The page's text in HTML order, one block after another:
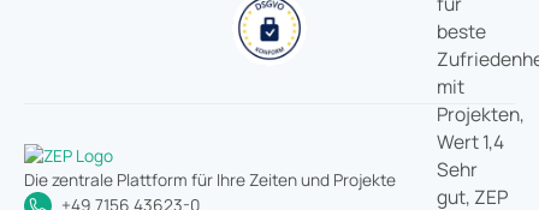
Die zentrale Plattform für Ihre Zeiten und Projekte
+49 7156 43623-0